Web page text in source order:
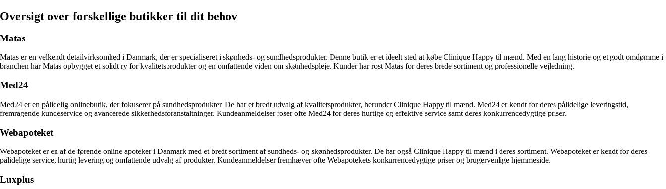
Oversigt over forskellige butikker til dit behov
Matas
Matas er en velkendt detailvirksomhed i Danmark, der er specialiseret i skønheds- og sundhedsprodukter. Denne butik er et ideelt sted at købe Clinique Happy til mænd. Med en lang historie og et godt omdømme i
branchen har Matas opbygget et solidt ry for kvalitetsprodukter og en omfattende viden om skønhedspleje. Kunder har rost Matas for deres brede sortiment og professionelle vejledning.
Med24
Med24 er en pålidelig onlinebutik, der fokuserer på sundhedsprodukter. De har et bredt udvalg af kvalitetsprodukter, herunder Clinique Happy til mænd. Med24 er kendt for deres pålidelige leveringstid,
fremragende kundeservice og avancerede sikkerhedsforanstaltninger. Kundeanmeldelser roser ofte Med24 for deres hurtige og effektive service samt deres konkurrencedygtige priser.
Webapoteket
Webapoteket er en af de førende online apoteker i Danmark med et bredt sortiment af sundheds- og skønhedsprodukter. De har også Clinique Happy til mænd i deres sortiment. Webapoteket er kendt for deres
pålidelige service, hurtig levering og omfattende udvalg af produkter. Kundeanmeldelser fremhæver ofte Webapotekets konkurrencedygtige priser og brugervenlige hjemmeside.
Luxplus